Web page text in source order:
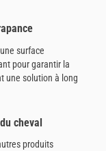
surface
pour garantir la
une solution à long
cheval
produits